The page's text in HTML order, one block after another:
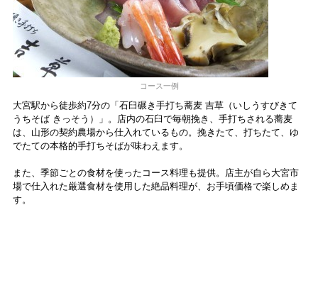
コース一例
大宮駅から徒歩約7分の「石臼碾き手打ち蕎麦 吉草（いしうすびきて
うちそば きっそう）」。店内の石臼で毎朝挽き、手打ちされる蕎麦
は、山形の契約農場から仕入れているもの。挽きたて、打ちたて、ゆ
でたての本格的手打ちそばが味わえます。
また、季節ごとの食材を使ったコース料理も提供。店主が自ら大宮市
場で仕入れた厳選食材を使用した絶品料理が、お手頃価格で楽しめま
す。